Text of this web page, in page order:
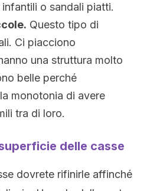
o sandali piatti.
Questo tipo di
Ci piacciono
una struttura molto
belle perché
monotonia di avere
tra di loro.
delle casse
dovrete rifinirle affinché